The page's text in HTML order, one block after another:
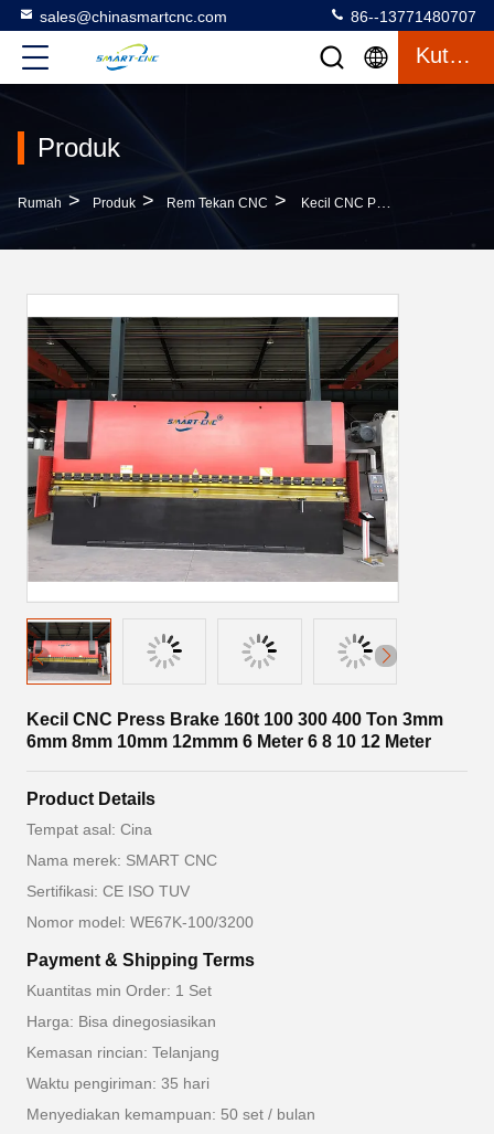
sales@chinasmartcnc.com 86--13771480707
Kutipan
Produk
Rumah > Produk > Rem Tekan CNC > Kecil CNC Press Brake 160t 100 300 400 Ton 3mm 6mm 8mm 10mm 12mmm 6 Meter 6 8 10 12 Meter
Kecil CNC Press Brake 160t 100 300 400 Ton 3mm
6mm 8mm 10mm 12mmm 6 Meter 6 8 10 12 Meter
Product Details
Tempat asal: Cina
Nama merek: SMART CNC
Sertifikasi: CE ISO TUV
Nomor model: WE67K-100/3200
Payment & Shipping Terms
Kuantitas min Order: 1 Set
Harga: Bisa dinegosiasikan
Kemasan rincian: Telanjang
Waktu pengiriman: 35 hari
Menyediakan kemampuan: 50 set / bulan